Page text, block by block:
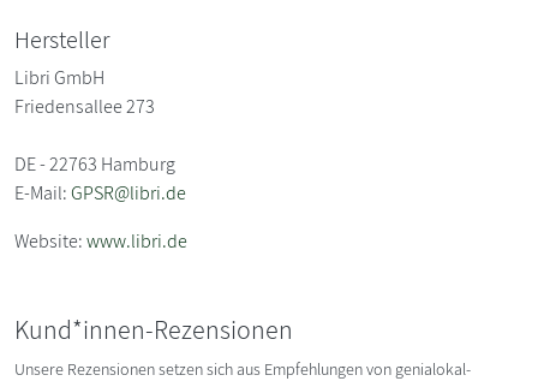
Hersteller
Libri GmbH
Friedensallee 273
DE - 22763 Hamburg
E-Mail:GPSR@libri.de
Website:www.libri.de
Kund*innen-Rezensionen
Unsere Rezensionen setzen sich aus Empfehlungen von genialokal-